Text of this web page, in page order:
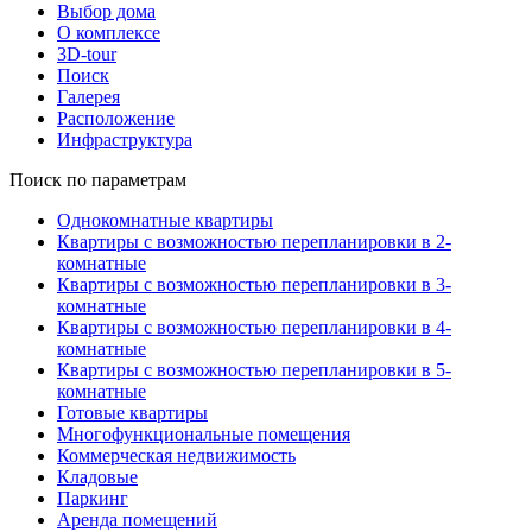
Выбор дома
О комплексе
3D-tour
Поиск
Галерея
Расположение
Инфраструктура
Поиск по параметрам
Однокомнатные квартиры
Квартиры с возможностью перепланировки в 2-
комнатные
Квартиры с возможностью перепланировки в 3-
комнатные
Квартиры с возможностью перепланировки в 4-
комнатные
Квартиры с возможностью перепланировки в 5-
комнатные
Готовые квартиры
Многофункциональные помещения
Коммерческая недвижимость
Кладовые
Паркинг
Аренда помещений